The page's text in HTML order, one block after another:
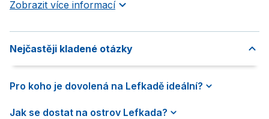
Zobrazit více informací
Nejčastěji kladené otázky
Pro koho je dovolená na Lefkadě ideální?
Jak se dostat na ostrov Lefkada?